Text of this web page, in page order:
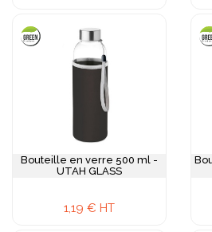
Bouteille en verre 500 ml -
UTAH GLASS
1,19 € HT